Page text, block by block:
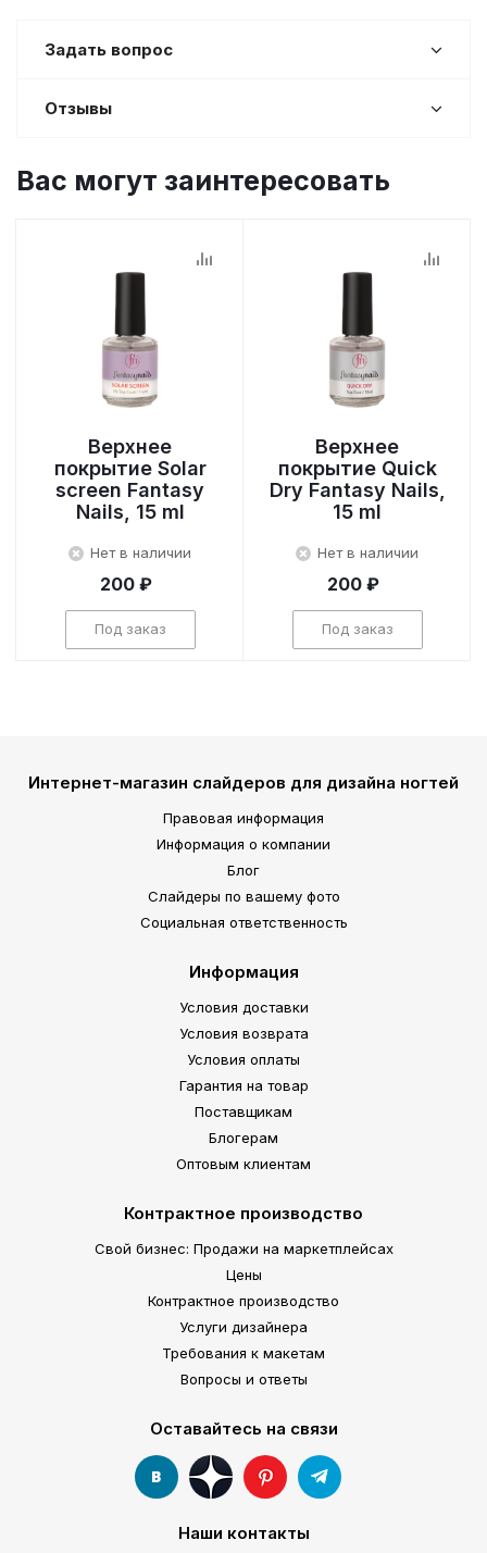
Задать вопрос
Отзывы
Вас могут заинтересовать
Верхнее
покрытие Solar
screen Fantasy
Nails, 15 ml
Нет в наличии
200 ₽
Под заказ
Верхнее
покрытие Quick
Dry Fantasy Nails,
15 ml
Нет в наличии
200 ₽
Под заказ
Интернет-магазин слайдеров для дизайна ногтей
Правовая информация
Информация о компании
Блог
Слайдеры по вашему фото
Социальная ответственность
Информация
Условия доставки
Условия возврата
Условия оплаты
Гарантия на товар
Поставщикам
Блогерам
Оптовым клиентам
Контрактное производство
Свой бизнес: Продажи на маркетплейсах
Цены
Контрактное производство
Услуги дизайнера
Требования к макетам
Вопросы и ответы
Оставайтесь на связи
Наши контакты